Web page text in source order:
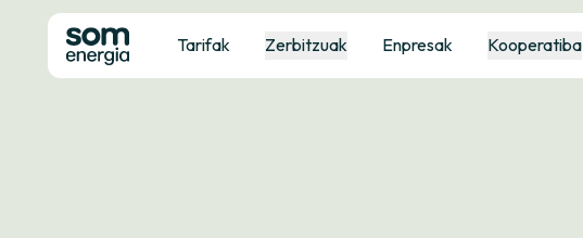
Tarifak Zerbitzuak Enpresak Kooperatiba